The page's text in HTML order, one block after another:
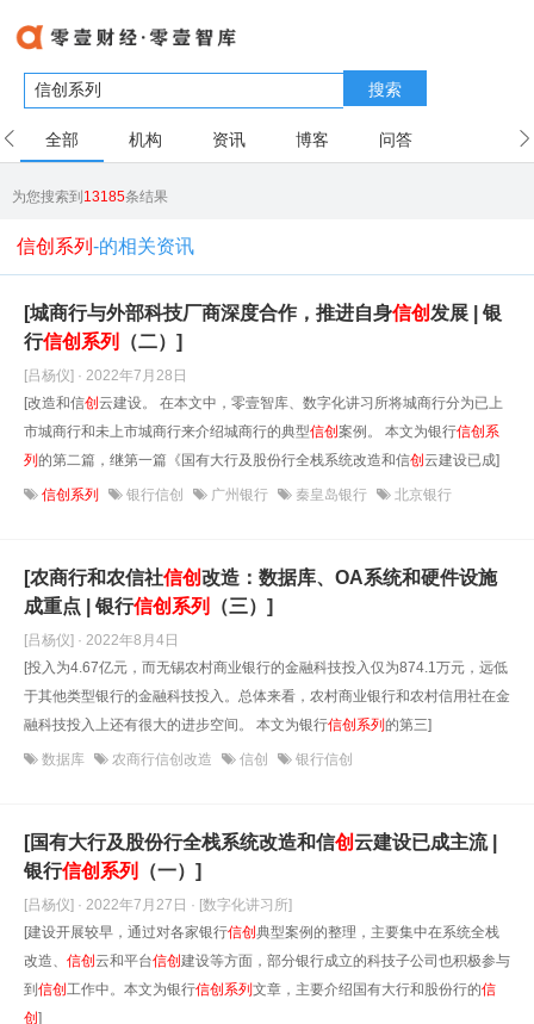
搜索
全部 机构 资讯 博客 问答
为您搜索到13185条结果
信创系列 -的相关资讯
[城商行与外部科技厂商深度合作，推进自身信创发展 | 银
行信创 系列 （二）]
[吕杨仪] · 2022年7月28日
[改造和信创云建设。 在本文中，零壹智库、数字化讲习所将城商行分为已上
市城商行和未上市城商行来介绍城商行的典型信创案例。 本文为银行信创系
列的第二篇，继第一篇《国有大行及股份行全栈系统改造和信创云建设已成]
信创系列 银行信创 广州银行 秦皇岛银行 北京银行
[农商行和农信社信创改造：数据库、OA系统和硬件设施
成重点 | 银行信创 系列 （三）]
[吕杨仪] · 2022年8月4日
[投入为4.67亿元，而无锡农村商业银行的金融科技投入仅为874.1万元，远低
于其他类型银行的金融科技投入。总体来看，农村商业银行和农村信用社在金
融科技投入上还有很大的进步空间。 本文为银行信创系列的第三]
数据库 农商行信创改造 信创 银行信创
[国有大行及股份行全栈系统改造和信创云建设已成主流 |
银行信创 系列 （一）]
[吕杨仪] · 2022年7月27日 · [数字化讲习所]
[建设开展较早，通过对各家银行信创典型案例的整理，主要集中在系统全栈
改造、 信创云和平台信创建设等方面，部分银行成立的科技子公司也积极参与
到信创工作中。本文为银行信创系列文章，主要介绍国有大行和股份行的信
创]